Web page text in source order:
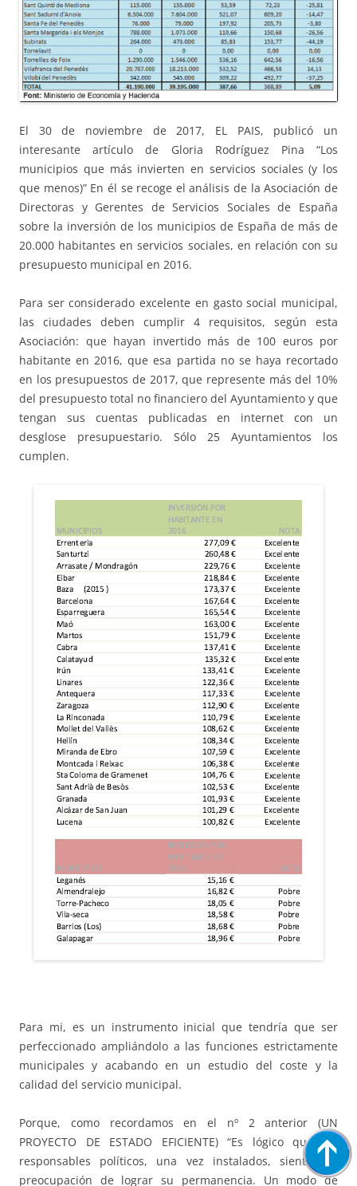
El 30 de noviembre de 2017, EL PAIS, publicó un
interesante artículo de Gloria Rodríguez Pina “Los
municipios que más invierten en servicios sociales (y los
que menos)” En él se recoge el análisis de la Asociación de
Directoras y Gerentes de Servicios Sociales de España
sobre la inversión de los municipios de España de más de
20.000 habitantes en servicios sociales, en relación con su
presupuesto municipal en 2016.
Para ser considerado excelente en gasto social municipal,
las ciudades deben cumplir 4 requisitos, según esta
Asociación: que hayan invertido más de 100 euros por
habitante en 2016, que esa partida no se haya recortado
en los presupuestos de 2017, que represente más del 10%
del presupuesto total no financiero del Ayuntamiento y que
tengan sus cuentas publicadas en internet con un
desglose presupuestario. Sólo 25 Ayuntamientos los
cumplen.
Para mi, es un instrumento inicial que tendría que ser
perfeccionado ampliándolo a las funciones estrictamente
municipales y acabando en un estudio del coste y la
calidad del servicio municipal.
Porque, como recordamos en el nº 2 anterior (UN
PROYECTO DE ESTADO EFICIENTE) “Es lógico que los
responsables políticos, una vez instalados, sientan la
preocupación de lograr su permanencia. Un modo de